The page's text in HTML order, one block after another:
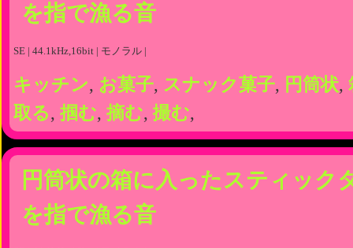
を指で漁る音
SE | 44.1kHz,16bit | モノラル |
キッチン, お菓子, スナック菓子, 円筒状,
取る, 掴む, 摘む, 撮む,
円筒状の箱に入ったスティック
を指で漁る音